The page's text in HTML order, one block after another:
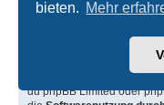
bieten. Mehr
oder die Benutzer der
zur Verantwortung
mit jeglichen juristischen
phpbb.com, phpbb.de
du phpBB Limited oder